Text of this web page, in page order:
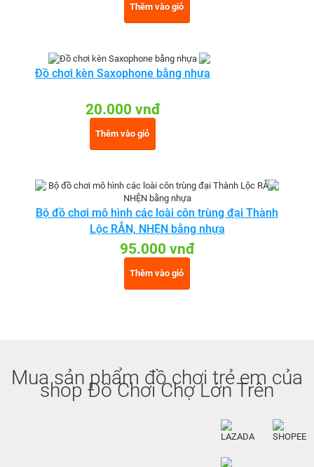
Thêm vào giỏ
Đồ chơi kèn Saxophone bằng nhựa
20.000 vnđ
Thêm vào giỏ
Bộ đồ chơi mô hình các loài côn trùng đại Thành
Lộc RẮN, NHỆN bằng nhựa
95.000 vnđ
Thêm vào giỏ
Mua sản phẩm đồ chơi trẻ em của
shop Đồ Chơi Chợ Lớn Trên